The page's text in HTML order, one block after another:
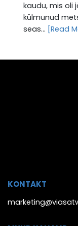
kaudu, mis oli
külmunud
seas... [Read
KONTAKT